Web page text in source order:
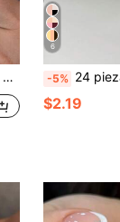
6
-5% 24 piezas de uñas postizas ovaladas
$2.19